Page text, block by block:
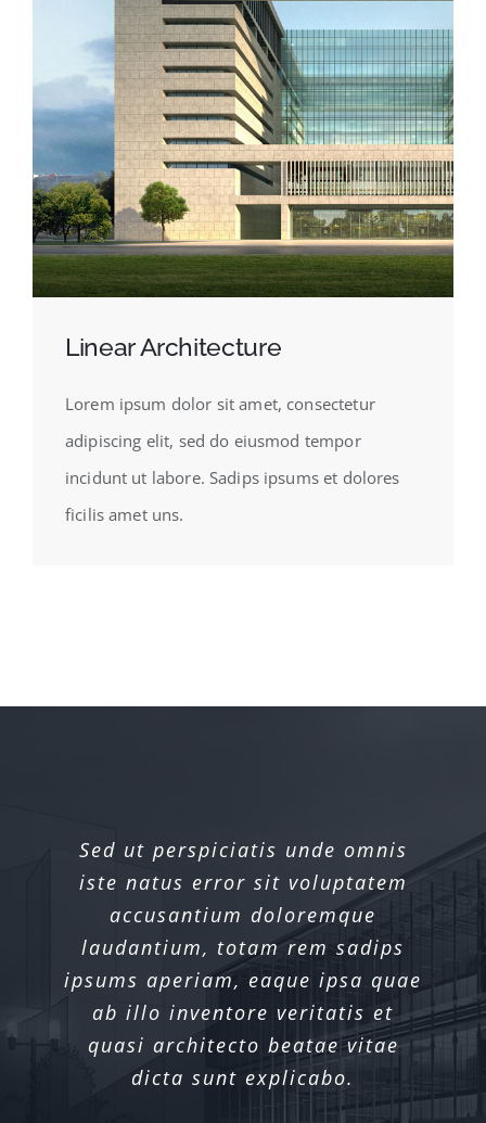
Linear Architecture
Lorem ipsum dolor sit amet, consectetur
adipiscing elit, sed do eiusmod tempor
incidunt ut labore. Sadips ipsums et dolores
ficilis amet uns.
Sed ut perspiciatis unde omnis
iste natus error sit voluptatem
accusantium doloremque
laudantium, totam rem sadips
ipsums aperiam, eaque ipsa quae
ab illo inventore veritatis et
quasi architecto beatae vitae
dicta sunt explicabo.
Sed ut perspiciatis unde omnis
iste natus error sit voluptatem
accusantium doloremque
laudantium, totam rem sadips
ipsums aperiam, eaque ipsa quae
ab illo inventore veritatis et
quasi architecto beatae vitae
dicta sunt explicabo.